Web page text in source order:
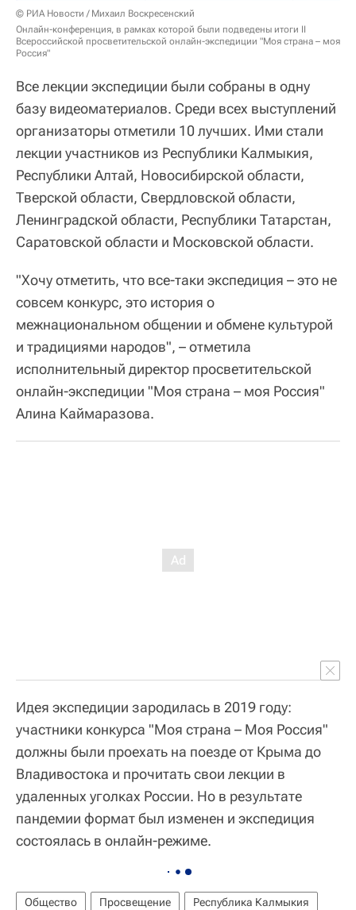
© РИА Новости / Михаил Воскресенский
Онлайн-конференция, в рамках которой были подведены итоги II
Всероссийской просветительской онлайн-экспедиции "Моя страна – моя
Россия"
Все лекции экспедиции были собраны в одну
базу видеоматериалов. Среди всех выступлений
организаторы отметили 10 лучших. Ими стали
лекции участников из Республики Калмыкия,
Республики Алтай, Новосибирской области,
Тверской области, Свердловской области,
Ленинградской области, Республики Татарстан,
Саратовской области и Московской области.
"Хочу отметить, что все-таки экспедиция – это не
совсем конкурс, это история о
межнациональном общении и обмене культурой
и традициями народов", – отметила
исполнительный директор просветительской
онлайн-экспедиции "Моя страна – моя Россия"
Алина Каймаразова.
Идея экспедиции зародилась в 2019 году:
участники конкурса "Моя страна – Моя Россия"
должны были проехать на поезде от Крыма до
Владивостока и прочитать свои лекции в
удаленных уголках России. Но в результате
пандемии формат был изменен и экспедиция
состоялась в онлайн-режиме.
Общество Просвещение
Республика Калмыкия